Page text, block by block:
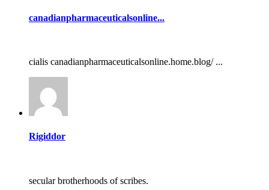
canadianpharmaceuticalsonline...
cialis canadianpharmaceuticalsonline.home.blog/ ...
Rigiddor
secular brotherhoods of scribes.